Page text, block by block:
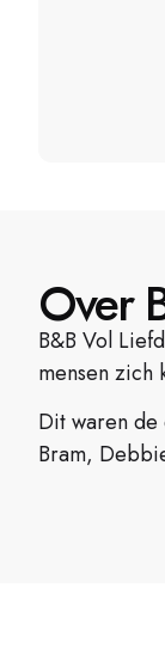
Over
B&B Vol
mensen zich
Dit waren de
Bram,